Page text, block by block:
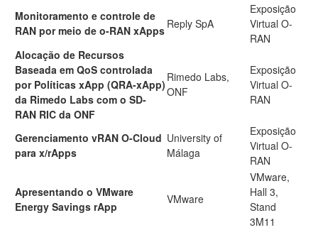
Monitoramento e controle de
RAN por meio de o-RAN xApps Reply SpA
Exposição
Virtual O-
RAN
Alocação de Recursos
Baseada em QoS controlada
por Políticas xApp (QRA-xApp)
da Rimedo Labs com o SD-
RAN RIC da ONF
Rimedo Labs,
ONF
Exposição
Virtual O-
RAN
Gerenciamento vRAN O-Cloud
para x/rApps
University of
Málaga
Exposição
Virtual O-
RAN
Apresentando o VMware
Energy Savings rApp
VMware
VMware,
Hall 3,
Stand
3M11